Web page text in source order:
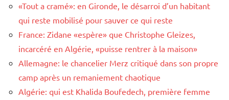
«Tout a cramé»: en Gironde, le désarroi d’un habitant
qui reste mobilisé pour sauver ce qui reste
France: Zidane «espère» que Christophe Gleizes,
incarcéré en Algérie, «puisse rentrer à la maison»
Allemagne: le chancelier Merz critiqué dans son propre
camp après un remaniement chaotique
Algérie: qui est Khalida Boufedech, première femme